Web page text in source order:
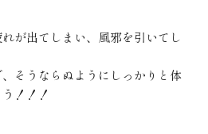
が出てしまい、風邪を引いてし
そうならぬようにしっかりと体
！！！